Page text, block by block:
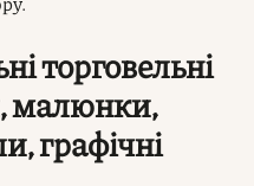
торговельні
малюнки,
графічні